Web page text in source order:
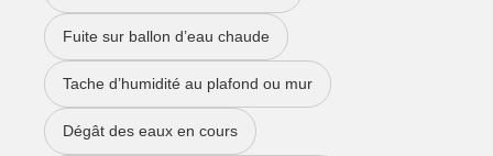
Fuite sur ballon d’eau chaude
Tache d’humidité au plafond ou mur
Dégât des eaux en cours